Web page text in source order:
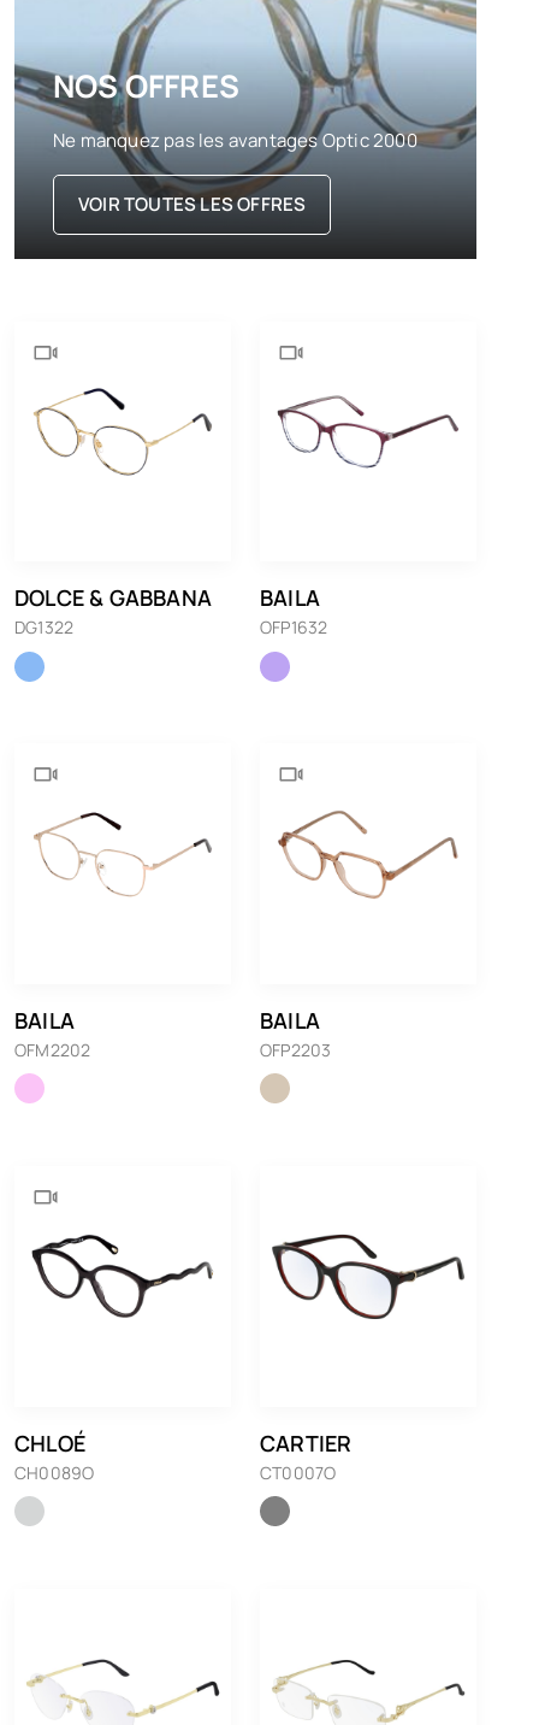
NOS OFFRES
Ne manquez pas les avantages Optic 2000
VOIR TOUTES LES OFFRES
DOLCE & GABBANA
DG1322
BAILA
OFP1632
BAILA
OFM2202
BAILA
OFP2203
CHLOÉ
CH0089O
CARTIER
CT0007O